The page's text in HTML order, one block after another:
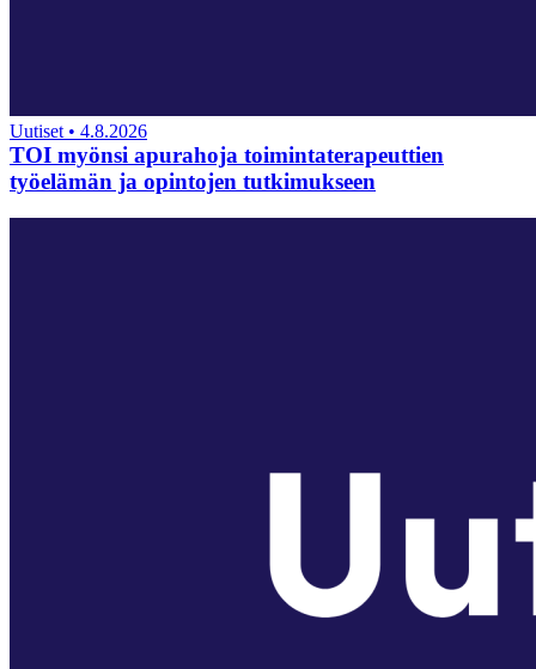
Uutiset • 4.8.2026
TOI myönsi apurahoja toimintaterapeuttien
työelämän ja opintojen tutkimukseen